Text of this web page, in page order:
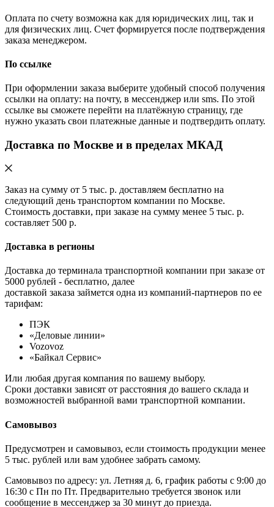
Оплата по счету возможна как для юридических лиц, так и
для физических лиц. Счет формируется после подтверждения
заказа менеджером.
По ссылке
При оформлении заказа выберите удобный способ получения
ссылки на оплату: на почту, в мессенджер или sms. По этой
ссылке вы сможете перейти на платёжную страницу, где
нужно указать свои платежные данные и подтвердить оплату.
Доставка по Москве и в пределах МКАД
Заказ на сумму от 5 тыс. р. доставляем бесплатно на
следующий день транспортом компании по Москве.
Стоимость доставки, при заказе на сумму менее 5 тыс. р.
составляет 500 р.
Доставка в регионы
Доставка до терминала транспортной компании при заказе от
5000 рублей - бесплатно, далее
доставкой заказа займется одна из компаний-партнеров по ее
тарифам:
ПЭК
«Деловые линии»
Vozovoz
«Байкал Сервис»
Или любая другая компания по вашему выбору.
Сроки доставки зависят от расстояния до вашего склада и
возможностей выбранной вами транспортной компании.
Самовывоз
Предусмотрен и самовывоз, если стоимость продукции менее
5 тыс. рублей или вам удобнее забрать самому.
Самовывоз по адресу: ул. Летняя д. 6, график работы с 9:00 до
16:30 с Пн по Пт. Предварительно требуется звонок или
сообщение в мессенджер за 30 минут до приезда.